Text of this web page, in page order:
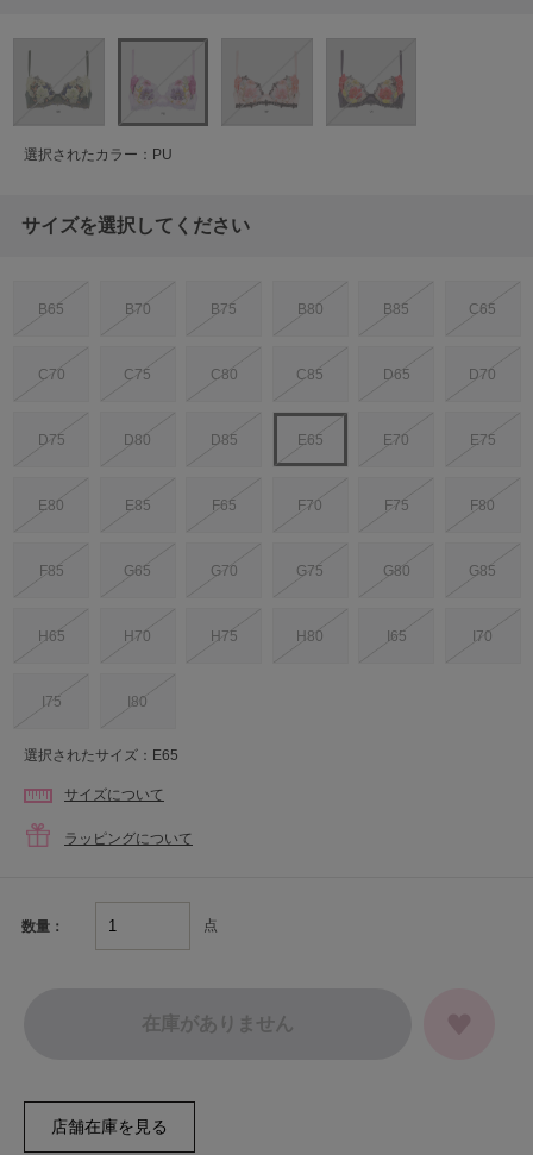
選択されたカラー：PU
サイズを選択してください
B65 B70 B75 B80 B85 C65
C70 C75 C80 C85 D65 D70
D75 D80 D85 E65 E70 E75
E80 E85 F65 F70 F75 F80
F85 G65 G70 G75 G80 G85
H65 H70 H75 H80 I65 I70
I75 I80
選択されたサイズ：E65
サイズについて
ラッピングについて
数量： 点
在庫がありません